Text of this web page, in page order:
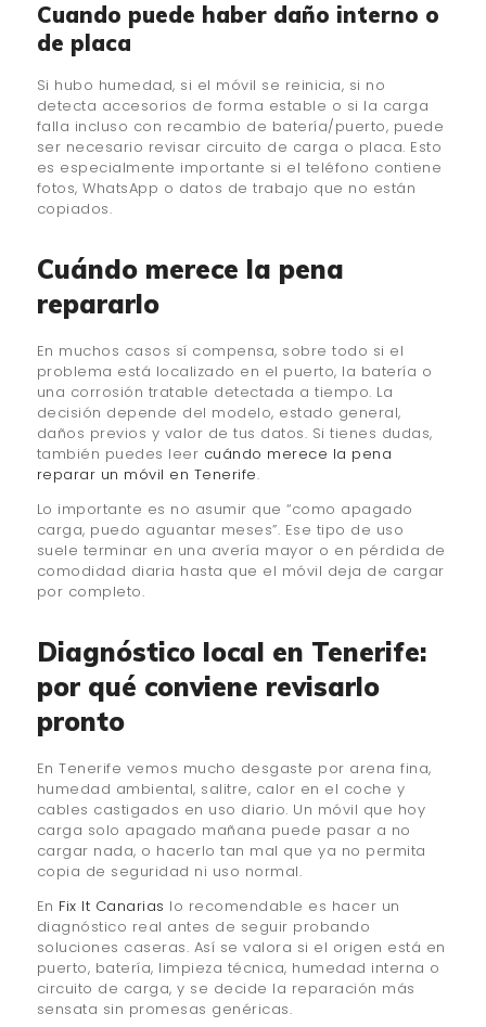
Cuando puede haber daño interno o
de placa
Si hubo humedad, si el móvil se reinicia, si no
detecta accesorios de forma estable o si la carga
falla incluso con recambio de batería/puerto, puede
ser necesario revisar circuito de carga o placa. Esto
es especialmente importante si el teléfono contiene
fotos, WhatsApp o datos de trabajo que no están
copiados.
Cuándo merece la pena
repararlo
En muchos casos sí compensa, sobre todo si el
problema está localizado en el puerto, la batería o
una corrosión tratable detectada a tiempo. La
decisión depende del modelo, estado general,
daños previos y valor de tus datos. Si tienes dudas,
también puedes leer cuándo merece la pena
reparar un móvil en Tenerife.
Lo importante es no asumir que “como apagado
carga, puedo aguantar meses”. Ese tipo de uso
suele terminar en una avería mayor o en pérdida de
comodidad diaria hasta que el móvil deja de cargar
por completo.
Diagnóstico local en Tenerife:
por qué conviene revisarlo
pronto
En Tenerife vemos mucho desgaste por arena fina,
humedad ambiental, salitre, calor en el coche y
cables castigados en uso diario. Un móvil que hoy
carga solo apagado mañana puede pasar a no
cargar nada, o hacerlo tan mal que ya no permita
copia de seguridad ni uso normal.
En Fix It Canarias lo recomendable es hacer un
diagnóstico real antes de seguir probando
soluciones caseras. Así se valora si el origen está en
puerto, batería, limpieza técnica, humedad interna o
circuito de carga, y se decide la reparación más
sensata sin promesas genéricas.